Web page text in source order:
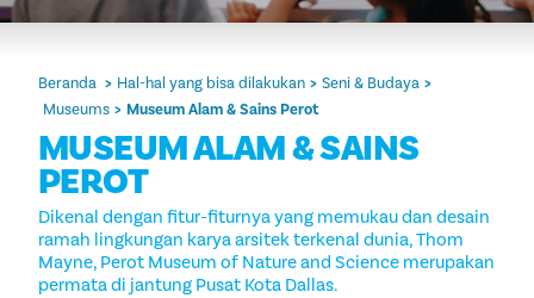
Beranda Hal-hal yang bisa dilakukan
Seni & Budaya
Museums
Museum Alam & Sains Perot
MUSEUM ALAM & SAINS
PEROT
Dikenal dengan fitur-fiturnya yang memukau dan desain
ramah lingkungan karya arsitek terkenal dunia, Thom
Mayne, Perot Museum of Nature and Science merupakan
permata di jantung Pusat Kota Dallas.